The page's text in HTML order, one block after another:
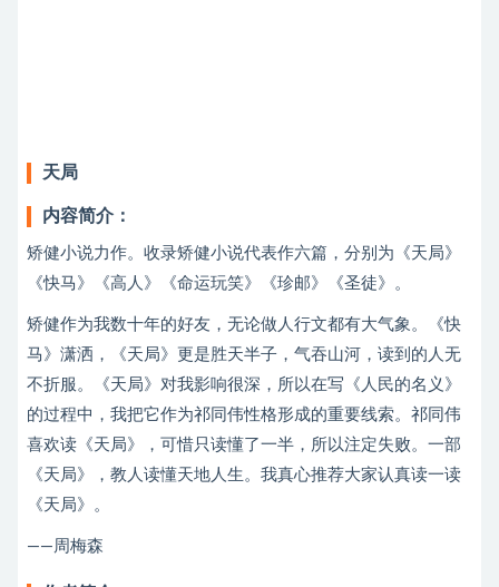
天局
内容简介：
矫健小说力作。收录矫健小说代表作六篇，分别为《天局》
《快马》《高人》《命运玩笑》《珍邮》《圣徒》。
矫健作为我数十年的好友，无论做人行文都有大气象。《快
马》潇洒，《天局》更是胜天半子，气吞山河，读到的人无
不折服。《天局》对我影响很深，所以在写《人民的名义》
的过程中，我把它作为祁同伟性格形成的重要线索。祁同伟
喜欢读《天局》，可惜只读懂了一半，所以注定失败。一部
《天局》，教人读懂天地人生。我真心推荐大家认真读一读
《天局》。
——周梅森